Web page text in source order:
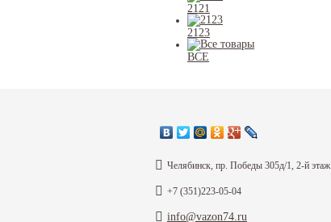
2121
2123
ВСЕ
Каталог
Информация
Челябинск, пр. Победы 305д/1, 2-й этаж
+7 (351)223-05-04
info@vazon74.ru